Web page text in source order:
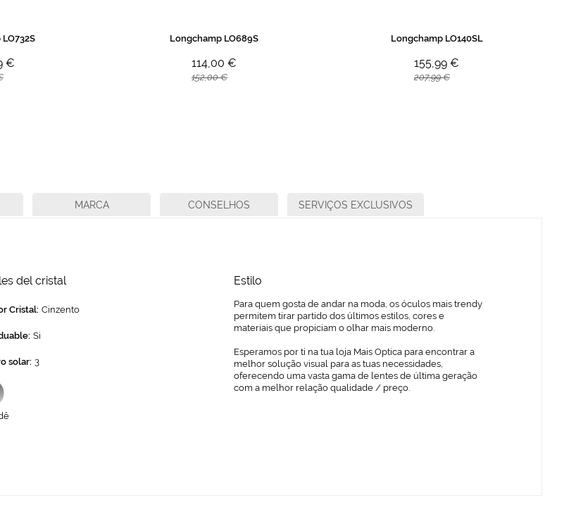
€
Longchamp LO689S
114,00 €
152,00 €
Longchamp LO140SL
155,99 €
207,99 €
del cristal
Cristal: Cinzento
Si
solar: 3
Estilo
Para quem gosta de andar na moda, os óculos mais trendy
permitem tirar partido dos últimos estilos, cores e
materiais que propiciam o olhar mais moderno.
Esperamos por ti na tua loja Mais Optica para encontrar a
melhor solução visual para as tuas necessidades,
oferecendo uma vasta gama de lentes de última geração
com a melhor relação qualidade / preço.
MARCA CONSELHOS SERVIÇOS EXCLUSIVOS